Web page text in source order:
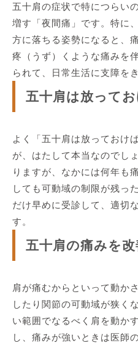
五十肩の症状で特につらい
増す「夜間痛」です。特に
方に落ちる姿勢になると、
疼（うず）くような痛みを
られて、日常生活に支障を
五十肩は放って
よく「五十肩は放っておけ
が、はたして本当なのでし
りますが、なかには何年も
しても可動域の制限が残っ
だけ早めに受診して、適切
す。
五十肩の痛みを
肩が痛むからといって動か
したり関節の可動域が狭く
い範囲でなるべく肩を動か
し、痛みが強いときは医師